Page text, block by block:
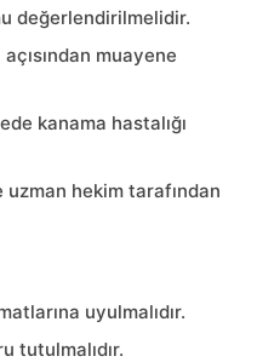
değerlendirilmelidir.
muayene
kanama hastalığı
hekim tarafından
uyulmalıdır.
tutulmalıdır.